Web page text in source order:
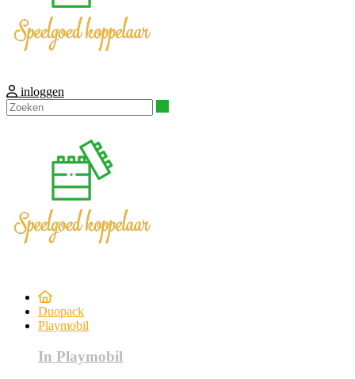
inloggen
Duopack
Playmobil
In Playmobil